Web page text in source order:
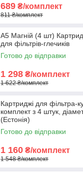
689 ₴/комплект
811 ₴/комплект
A5 Магній (4 шт)
для фільтрів-глечиків
Готово до відправки
1 298 ₴/комплект
1 622 ₴/комплект
Картриджі для
комплект з 4 штук,
(Естонія)
Готово до відправки
1 160 ₴/комплект
1 548 ₴/комплект